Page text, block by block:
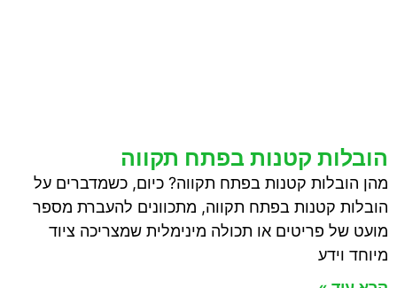
הובלות קטנות בפתח תקווה
מהן הובלות קטנות בפתח תקווה? כיום, כשמדברים על
הובלות קטנות בפתח תקווה, מתכוונים להעברת מספר
מועט של פריטים או תכולה מינימלית שמצריכה ציוד
מיוחד וידע